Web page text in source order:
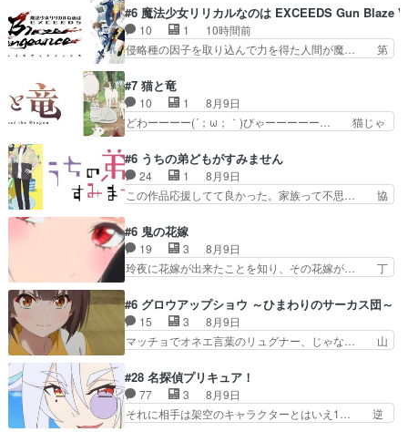
た、最高の神回。Ａパートは明らかに両… さら
に、もんじゃ店での小春を除く3人の楽… 軽くネ
タバレ読んだが、最終話までに何度が… パンツが
見えそで見えないけしからん描写か… なんだこの
ましいシチュエーションじゃあ… 第６話をU-
NEXTで視聴しました。視聴… 冗談だったはずの
事が冗談でなくなる瞬間。…
#6 魔法少女リリカルなのは EXCEEDS Gun Blaze
10 1
10時間前
侵略種の因子を取り込んで力を得た人間が魔… 第
物語の重要な前提部分なんだけど…… 悪党ながら
エイジくんとマナちゃん二人が出… 意外といい年
なんやねマナに常識は通じない… Aパートでは敵
キャラのマナとエイジの馴れ… エイジ：マナに歪
在を突きつける前半から… 魔人狩り一同が宿敵と
狙う魔人化薬の製造者… 快楽主義の女と自暴自棄
の男の組み合わせは…
#7 猫と竜
10 1
8月9日
どわーーーー(´；ω；｀)びゃーーーーー… 猫じゃ
んが久しぶりに森へ帰ってきた！！… おだやかに
ママにゃんが帰ってきた。この作… ママにゃんが
学校が休みになるので、久しぶ… ママニャン回で
キター！と喜んでたからの大… ママにゃん久しぶ
ッときた。今期で一番好… おかあちゃんっていい
もんだ。自分の全てを… ついにハイブチが出た！
毛色綺麗でかわいい…
#6 うちの弟どもがすみません
24 1
8月9日
この作品応援してて良かった。家族って不思… 協
んが外に出られなくなってたのはいじめ… RPG
シーンカッコいい！もう転生モノに変… ゲーム内
の柊くんカッコイイな～そして意外… あれからゲ
ームの中では糸と柊はしっかり仲… 感想は、前話
力してオンラインRPGの強… 違うアニメ始まっ
たかと思ったら先週の続き… ご視聴ありがとうご
ざいましたよかった、本…
#6 鬼の花嫁
19 3
8月9日
玲夜に花嫁が出来たことを知り、その花嫁が… 丁
初、にゃん吉が透子のストーカーを始めた… 高道
きもいけどあれ横で見せつけられるのは… 玲夜の
前の婚約者鬼山桜子がめっちゃ別嬪さ… にゃんき
ちくんのお母さんが一番かわいいで… 花江さんが
いやイケメンが主人公にプレゼ… 「お願いがある
ときはキスでおねだりする」… 透子とにゃん吉の
馴れ初めを見れて良かった…
#6 グロウアップショウ ～ひまわりのサーカス団～
15 3
8月9日
マッチョでオネエ言葉のリュグナー、じゃな… 山
わりサーカスに突然現れた金髪の大男少… 伝説の
男の登場によって、山田の輝かしき過… お父さん
の相方登場回、良い回だったな。諏… 第６話をｄ
アニメストアで視聴しました。視… じゃがいもし
#28 名探偵プリキュア！
77 3
8月9日
それに相手は架空のキャラクターとはいえ1… 逆